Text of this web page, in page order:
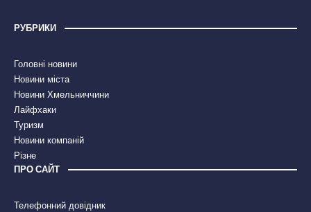
РУБРИКИ
Головні новини
Новини міста
Новини Хмельниччини
Лайфхаки
Туризм
Новини компаній
Різне
ПРО САЙТ
Телефонний довідник